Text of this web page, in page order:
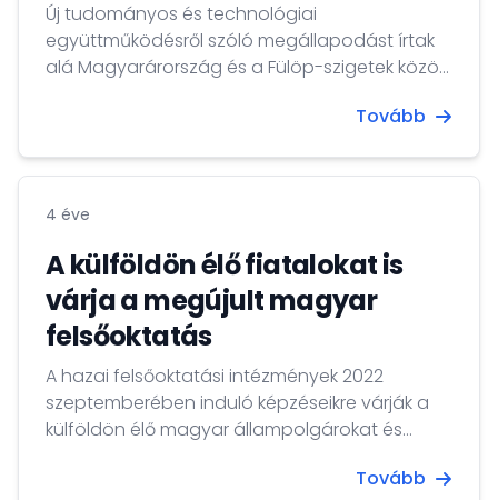
Új tudományos és technológiai
együttműködésről szóló megállapodást írtak
alá Magyarárország és a Fülöp-szigetek között
Tovább
4 éve
A külföldön élő fiatalokat is
várja a megújult magyar
felsőoktatás
A hazai felsőoktatási intézmények 2022
szeptemberében induló képzéseikre várják a
külföldön élő magyar állampolgárokat és
gyermekeiket. A szeptemberben indulóTovább